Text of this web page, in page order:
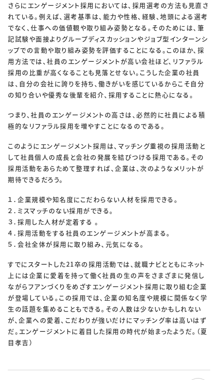
さらにエンゲージメント採用においては、採用選考の方法も見直さ
れている。例えば、選考基準は、能力や性格、経験、地頭による選考
でなく、仕事への価値観や取り組み姿勢となる。そのためには、筆
記試験や面接よりグループディスカッションやジョブ型インターンシ
ップでの言動や取り組み姿勢を評価することになる。このほか、採
用方法では、社員のエンゲージメントが高い会社ほど、リファラル
採用の比重が高くなることも見落とせない。こうした企業の社員
は、自分の会社に誇りを持ち、働きがいを感じているからこそ自分
の知り合いや優秀な後輩を紹介、採用することに熱心になる。
つまり、社員のエンゲージメントの高さは、必然的に社員による積
極的なリファラル採用を増やすことになるのである。
このようにエンゲージメント採用は、マッチング重視の採用活動と
して社員個人の成長と会社の発展を結びつける採用である。その
採用活動をあらためて整理すれば、企業は、次のようなメリットが
期待できるだろう。
１．企業規模や知名度にこだわらない人材を採用できる。
２．ミスマッチのない採用ができる。
３．採用した人材が定着する 。
４．採用活動をする社員のエンゲージメントが高まる。
５．会社全体が採用に取り組み、元気になる。
すでにスタートした21卒の採用活動では、就職ナビとともにネット
上には企業に愛着を持って働く社員の生の声をさまざまに発信し
ながらフアンづくりをめざすエンゲージメント採用に取り組む企業
が登場している。この採用では、企業の知名度や規模に関係なく学
生の話題を集めることもできる。その人数は少ないかもしれない
が、企業への愛着、こだわりが強いだけにマッチング率は高いはず
だ。エンゲージメントに着目した採用の時代が始まったようだ。（夏
目孝吉）